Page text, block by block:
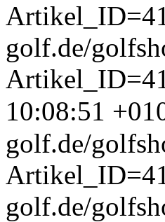
golf.de/
10:08:51
golf.de/
golf.de/